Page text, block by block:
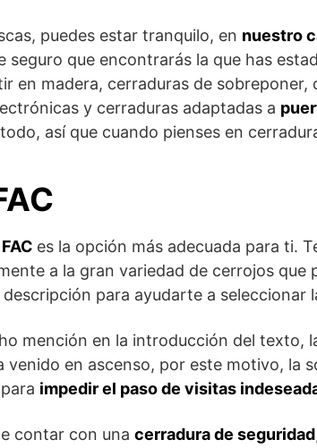
puedes estar tranquilo, en nuestro
seguro que encontrarás la que has
en madera, cerraduras de
y cerraduras adaptadas a
así que cuando pienses en
FAC es la opción más adecuada para ti.
a la gran variedad de cerrojos
para ayudarte a seleccionar
mención en la introducción del texto,
venido en ascenso, por este motivo, la
impedir el paso de visitas
contar con una cerradura de seguridad